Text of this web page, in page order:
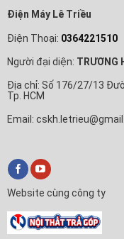
Điện Máy Lê Triều
Điện Thoại: 0364221510
Người đại diện: TRƯƠNG
Địa chỉ: Số 176/27/13
Tp. HCM
Email:
Website cùng công ty